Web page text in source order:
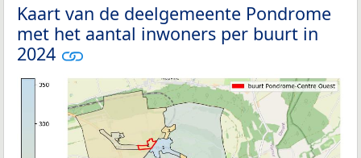
Kaart van de deelgemeente Pondrome
met het aantal inwoners per buurt in
2024